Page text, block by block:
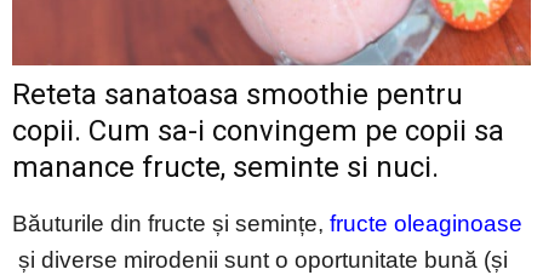
Reteta sanatoasa smoothie pentru
copii. Cum sa-i convingem pe copii sa
manance fructe, seminte si nuci.
Băuturile din fructe și semințe, fructe oleaginoase
și diverse mirodenii sunt o oportunitate bună (și